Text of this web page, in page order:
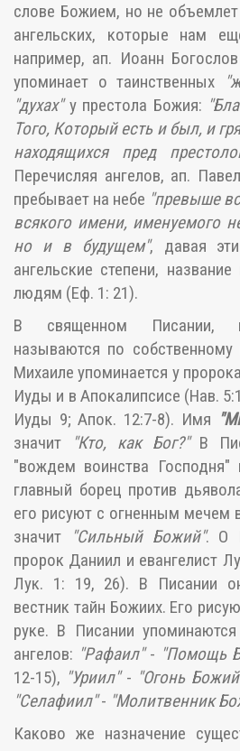
слове Божием, но не
ангельских, которые нам
например, ап. Иоанн
упоминает о таинственных
"духах"у престола Божия:
Того, Который есть и был, и
находящихся пред
Перечисляя ангелов, ап.
пребывает на небе "превыше
всякого имени, именуемого
но и в будущем", давая
ангельские степени,
людям (Еф. 1: 21).
В священном Писании,
называются по собственному
Михаиле упоминается у
Иуды и в Апокалипсисе (Нав.
Иуды 9; Апок. 12:7-8). Имя
значит
"Кто, как Бог?"В
"вождем воинства Господня"
главный борец против
его рисуют с огненным мечем
значит
"Сильный Божий". О
пророк Даниил и евангелист
Лук. 1: 19, 26). В Писании
вестник тайн Божиих. Его
руке. В Писании
ангелов: "Рафаил"- "Помощь
12-15), "Уриил"- "Огонь
"Селафиил"- "Молитвенник
Каково же назначение